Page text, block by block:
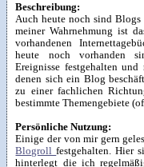
Beschreibung:
Auch heute noch sind
meiner Wahrnehmung ist
vorhandenen
heute noch vorhanden
Ereignisse festgehalten und
denen sich ein Blog
zu einer fachlichen
bestimmte Themengebiete
Persönliche Nutzung:
Einige der von mir gern
Blogrollfestgehalten. Hier
hinterlegt die ich